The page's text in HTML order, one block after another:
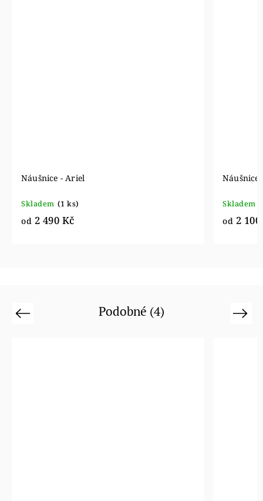
Náušnice - Ariel
Skladem (1 ks)
od 2 490 Kč
Náušnice
Skladem
od 2
Podobné (4)
Previous Next